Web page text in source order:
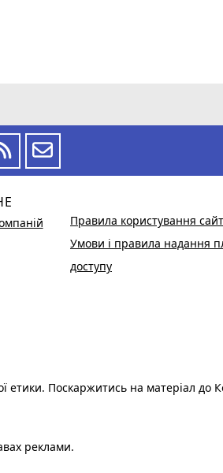
Правила користування
Умови і правила надання
доступу
етики. Поскаржитись на матеріал до
реклами.